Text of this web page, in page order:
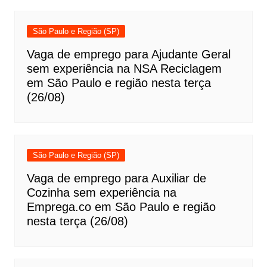
São Paulo e Região (SP)
Vaga de emprego para Ajudante Geral
sem experiência na NSA Reciclagem
em São Paulo e região nesta terça
(26/08)
São Paulo e Região (SP)
Vaga de emprego para Auxiliar de
Cozinha sem experiência na
Emprega.co em São Paulo e região
nesta terça (26/08)